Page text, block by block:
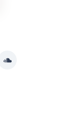
Soundcloud